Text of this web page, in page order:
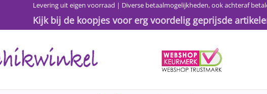
Levering uit eigen voorraad | Diverse betaalmogelijkheden, ook achteraf
Kijk bij de koopjes voor erg voordelig geprijsde